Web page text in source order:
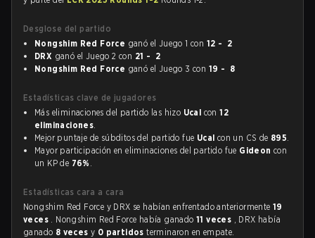
Desglose del partido
Nongshim Red Force ganó el Juego 1 con 12 - 2
DRX ganó el Juego 2 con 21 - 2
Nongshim Red Force ganó el Juego 3 con 19 - 8
Estadísticas clave de jugadores
Más eliminaciones del partido las hizo Ucal con12
eliminaciones.
Mejor puntaje de súbditos del partido fue Ucal con un CS de 895.
Mayor participación en eliminaciones del partido fue Gideon con
un KP de 76% .
Estadísticas cara a cara
Nongshim Red Force y DRX se habían enfrentado anteriormente 19
veces . Nongshim Red Force había ganado11 veces , DRX había
ganado 8 vecesy 0 partidosterminaron en empate.